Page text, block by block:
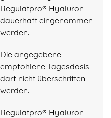
Regulatpro® Hyaluron
dauerhaft eingenommen
werden.
Die angegebene
empfohlene Tagesdosis
darf nicht überschritten
werden.
Regulatpro® Hyaluron